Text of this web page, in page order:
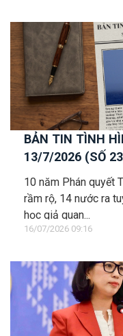
BẢN TIN TÌNH
13/7/2026 (SỐ
10 năm Phán quyết
rầm rộ, 14 nước ra
học giả quan...
16/07/2026 09:16